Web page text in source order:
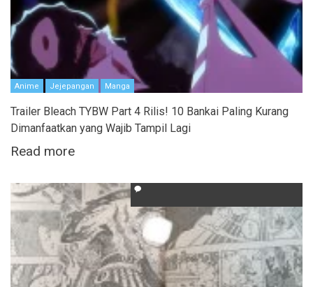
Anime Jejepangan Manga
Trailer Bleach TYBW Part 4 Rilis! 10 Bankai Paling Kurang
Dimanfaatkan yang Wajib Tampil Lagi
Read more